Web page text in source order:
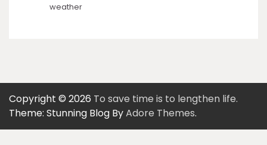
weather
Copyright © 2026 To save time is to lengthen life.
Theme: Stunning Blog ByAdore Themes.